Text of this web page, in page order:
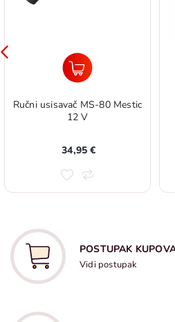
Ručni usisavač MS-80 Mestic
12 V
34,95 €
POSTUPAK
Vidi postupak